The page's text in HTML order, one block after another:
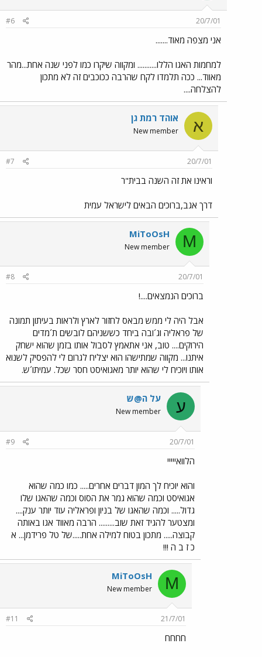
20/7/01
#6
אני מצפה מאוד.......
למחמות האגו הללו........... ומקווה שיקרו כמו לפני שנה אחת...מהר
מאווד... ככה תלמדו לקח שהרבה ככוכבים זה לא מתכון
להצלחה....
א אוהד רמת גן
New member
20/7/01
#7
וראינו את זה השנה בבית"ר
דרך אגב,ברוכים הבאים לישראל עמית
M
MiToOsH
New member
20/7/01
#8
ברוכים הנמצאים....!
אבל היה לי ממש מבאס לחזור לארץ ולראות בעיתון תמונה
של פראליה וג´ובה ביחד כששניהם לובשים ת´מדים
הירוקים.... טוב, אני אתאמץ לסבול אותו בזמן שהוא ישחק
איתנו... מקווה שמתישהו הוא יצליח לגרום לי להפסיק לשנוא
אותו ויוכיח לי שהוא יותר מאגואיסט חסר שכל. עמיתו´ש.
ע על ה@ש
New member
20/7/01
#9
הלוואייייי
והוא יוכיח לך המון דברים אחרים..... כמו כמה שהוא
אגואיסט וכמה שהוא גמר את הסוס וכמה שהאגו שלו
גדול..... וכמה שהאגו של בניון ופראליה עוד יותר ענק....
ומצטער להגיד זאת שוב......... הרבה מאווד אגו באותה
קבוצה..... מתכון בטוח למילה אחת.....של טל פרידמן... א
כ ז ב ה !!!
M
MiToOsH
New member
21/7/01
#11
חחחח